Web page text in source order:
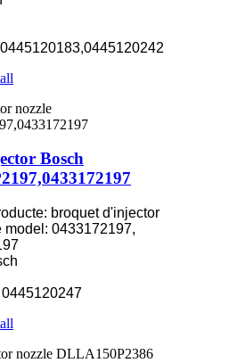
Bosch
broquet d'injector
model: 0433172197,